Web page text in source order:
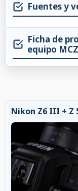
Fuentes y
Ficha de
equipo
Nikon Z6 III + Z